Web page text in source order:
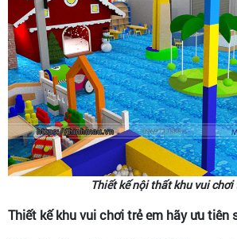
Thiết kế nội thất khu vui chơi
Thiết kế khu vui chơi trẻ em hãy ưu tiên